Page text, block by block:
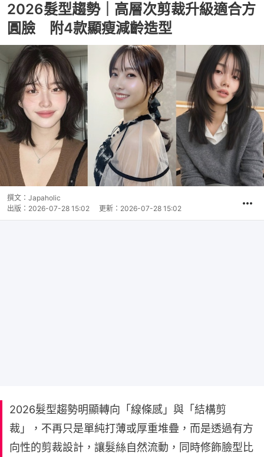
2026髮型趨勢｜高層次剪裁升級適合方
圓臉 附4款顯瘦減齡造型
撰文： Japaholic
出版： 2026-07-28 15:02 更新： 2026-07-28 15:02
2026髮型趨勢明顯轉向「線條感」與「結構剪
裁」，不再只是單純打薄或厚重堆疊，而是透過有方
向性的剪裁設計，讓髮絲自然流動，同時修飾臉型比